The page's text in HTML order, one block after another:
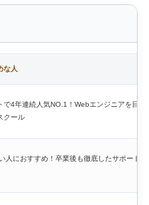
な人
で4年連続人気NO.1！Webエンジニアを目指
クール
人におすすめ！卒業後も徹底したサポート